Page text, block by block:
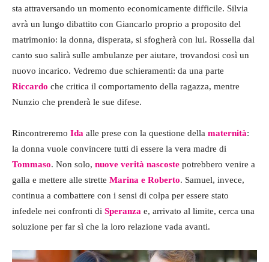
sta attraversando un momento economicamente difficile. Silvia
avrà un lungo dibattito con Giancarlo proprio a proposito del
matrimonio: la donna, disperata, si sfogherà con lui. Rossella dal
canto suo salirà sulle ambulanze per aiutare, trovandosi così un
nuovo incarico. Vedremo due schieramenti: da una parte
Riccardo che critica il comportamento della ragazza, mentre
Nunzio che prenderà le sue difese.
Rincontreremo Ida alle prese con la questione della maternità:
la donna vuole convincere tutti di essere la vera madre di
Tommaso. Non solo, nuove verità nascoste potrebbero venire a
galla e mettere alle strette Marina e Roberto. Samuel, invece,
continua a combattere con i sensi di colpa per essere stato
infedele nei confronti di Speranza e, arrivato al limite, cerca una
soluzione per far sì che la loro relazione vada avanti.